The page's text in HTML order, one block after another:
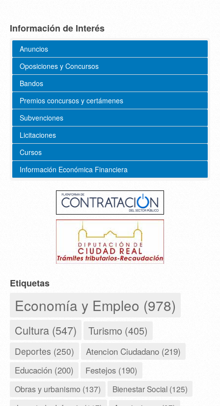
Información de Interés
Anuncios
Oposiciones y Concursos
Bandos
Premios concursos y certámenes
Subvenciones
Licitaciones
Cursos
Información Económica Financiera
Etiquetas
Economía y Empleo (978)
Cultura (547) Turismo (405)
Deportes (250) Atencion Ciudadano (219)
Educación (200) Festejos (190)
Obras y urbanismo (137)
Bienestar Social (125)